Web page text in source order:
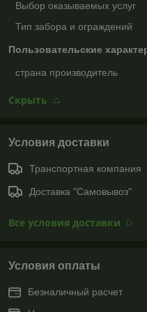
Выбор оказываемых услуг
Тип забора и ограждений
Пользовательские
страна производитель
Скрыть
Условия доставки
Транспортная компания
Доставка "Самовывоз"
Все условия доставки
Условия оплаты
Безналичный расчет